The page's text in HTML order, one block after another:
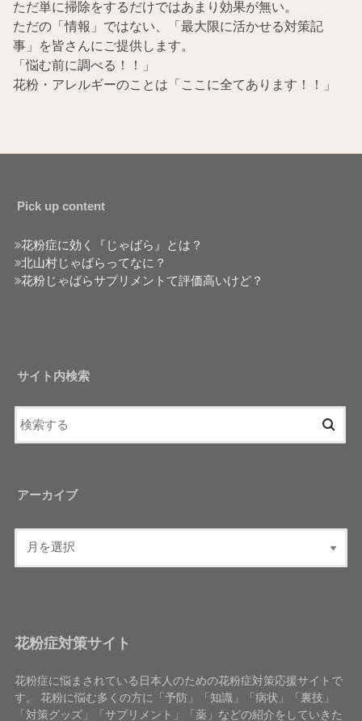
ただ単に掃除をするだけではあまり効果が無い。
ただの「情報」ではない、「最大限に活かせる対策記
事」を皆さんにご提供します。
「悩む前に調べる！！」
花粉・アレルギーのことは「ここに全てあります！！」
Pick up content
花粉症に効く『じゃばら』とは？
北山村じゃばらってなに？
花粉じゃばらサプリメントて評価高いけど？
サイト内検索
アーカイブ
花粉症対策サイト
花粉症に悩まされている日本人のための花粉症対策応援サイトで
す。 花粉に悩む多くの方に「予防」「知識」「病状」「裏技」
「対策グッズ」「サプリメント」「薬」などの紹介をしていきた